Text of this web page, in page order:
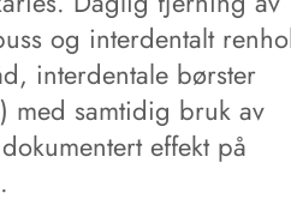
og interdentalt
interdentale børster
med samtidig bruk av
effekt på